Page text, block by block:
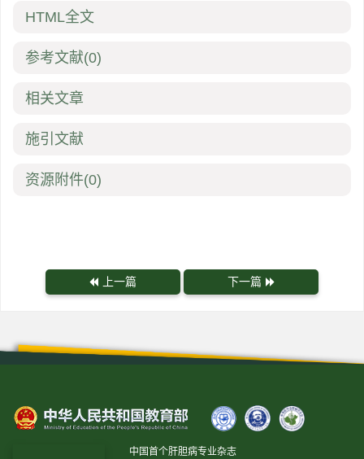
HTML全文
参考文献(0)
相关文章
施引文献
资源附件(0)
上一篇 下一篇
中国首个肝胆病专业杂志